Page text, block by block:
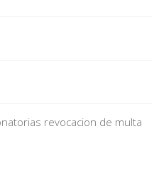
revocacion de multa